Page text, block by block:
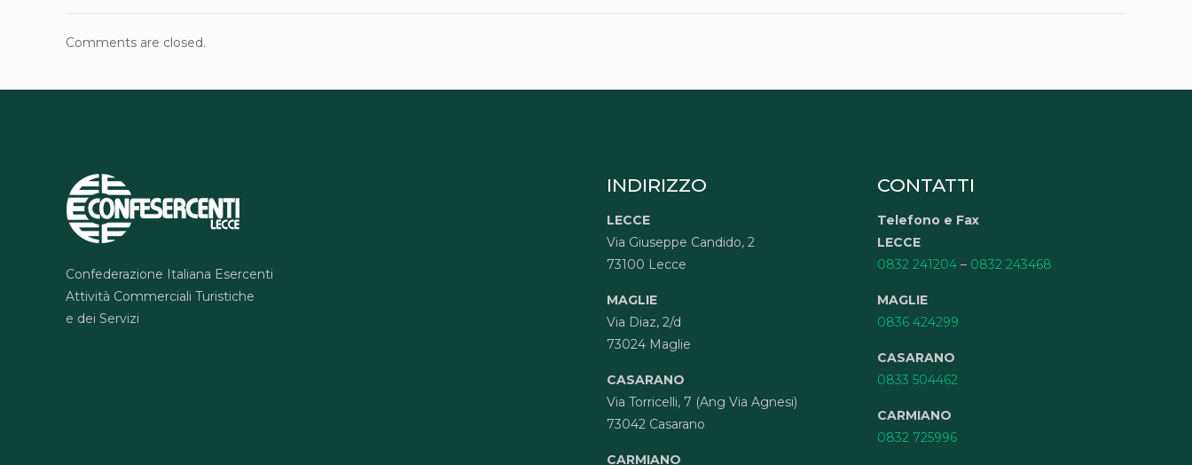
Comments are closed.
Confederazione Italiana Esercenti
Attività Commerciali Turistiche
e dei Servizi
INDIRIZZO
LECCE
Via Giuseppe Candido, 2
73100 Lecce
MAGLIE
Via Diaz, 2/d
73024 Maglie
CASARANO
Via Torricelli, 7 (Ang Via Agnesi)
73042 Casarano
CARMIANO
CONTATTI
Telefono e Fax
LECCE
0832 241204 – 0832 243468
MAGLIE
0836 424299
CASARANO
0833 504462
CARMIANO
0832 725996